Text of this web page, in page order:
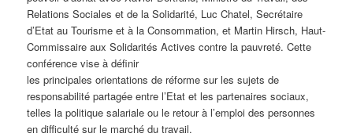
Relations Sociales et de la Solidarité, Luc Chatel, Secrétaire
d’Etat au Tourisme et à la Consommation, et Martin Hirsch, Haut-
Commissaire aux Solidarités Actives contre la pauvreté. Cette
conférence vise à définir
les principales orientations de réforme sur les sujets de
responsabilité partagée entre l’Etat et les partenaires sociaux,
telles la politique salariale ou le retour à l’emploi des personnes
en difficulté sur le marché du travail.